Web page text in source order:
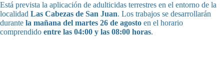
Está prevista la aplicación de adulticidas terrestres en el entorno de la
localidad Las Cabezas de San Juan. Los trabajos se desarrollarán
durante la mañana del martes 26 de agosto en el horario
comprendido entre las 04:00 y las 08:00 horas.